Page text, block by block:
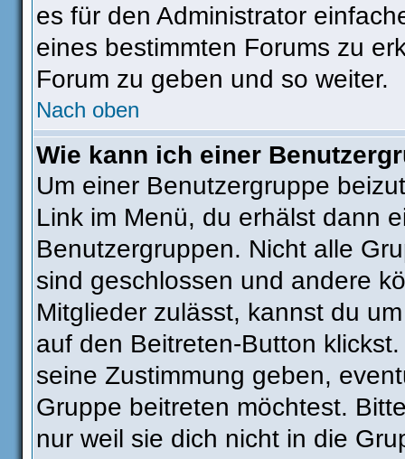
es für den Administrator
eines bestimmten Forums zu
Forum zu geben und so weiter.
Nach oben
Wie kann ich einer
Um einer Benutzergruppe
Link im Menü, du erhälst dann
Benutzergruppen. Nicht alle
sind geschlossen und andere
Mitglieder zulässt, kannst du
auf den Beitreten-Button
seine Zustimmung geben,
Gruppe beitreten möchtest.
nur weil sie dich nicht in die